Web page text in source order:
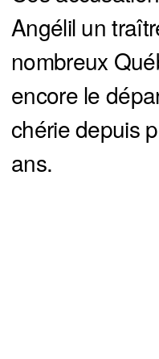
Angélil un
nombreux
encore le
chérie depuis
ans.